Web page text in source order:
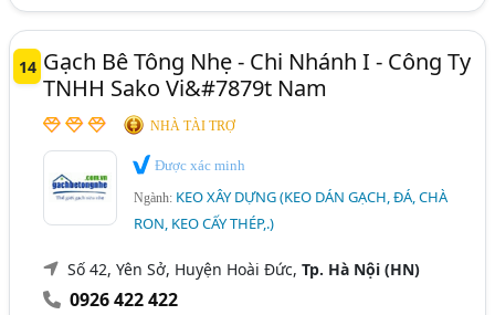
14 Gạch Bê Tông Nhẹ - Chi Nhánh I - Công Ty
TNHH Sako Vi&#7879t Nam
NHÀ TÀI TRỢ
Được xác minh
Ngành: KEO XÂY DỰNG (KEO DÁN GẠCH, ĐÁ, CHÀ
RON, KEO CẤY THÉP,.)
Số 42, Yên Sở, Huyện Hoài Đức,Tp. Hà Nội (HN)
0926 422 422